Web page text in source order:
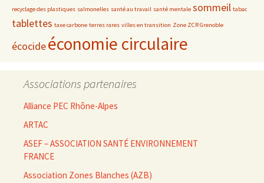
recyclage des plastiques salmonelles santé au travail santé mentale sommeil tabac
tablettes taxe carbone terres rares villes en transition Zone ZCR Grenoble
écocideéconomie circulaire
Associations partenaires
Alliance PEC Rhône-Alpes
ARTAC
ASEF – ASSOCIATION SANTÉ ENVIRONNEMENT
FRANCE
Association Zones Blanches (AZB)